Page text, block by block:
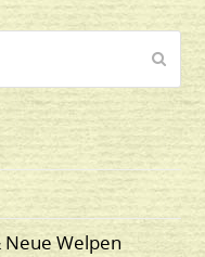
Welpen